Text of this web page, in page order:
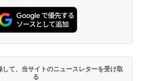
て、当サイトのニュースレターを受け取
る